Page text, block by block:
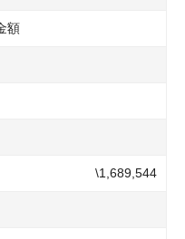
額
\1,689,544